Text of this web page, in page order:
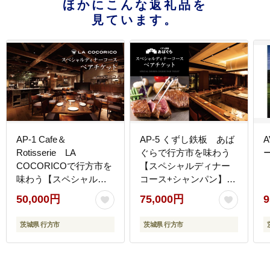
ほかにこんな返礼品を
見ています。
AP-1 Cafe＆
Rotisserie LA
COCORICOで行方市を
味わう【スペシャルデ
ィナーコース+シャンパ
ン】ペアチケット1枚
50,000円
茨城県 行方市
AP-5 くずし鉄板 あば
ぐらで行方市を味わう
【スペシャルディナー
コース+シャンパン】ペ
アチケット1枚
75,000円
茨城県 行方市